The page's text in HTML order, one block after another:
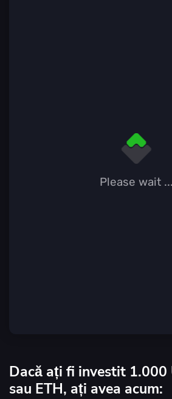
Please wait ...
Dacă ați fi investit 1.000
sau ETH, ați avea acum: